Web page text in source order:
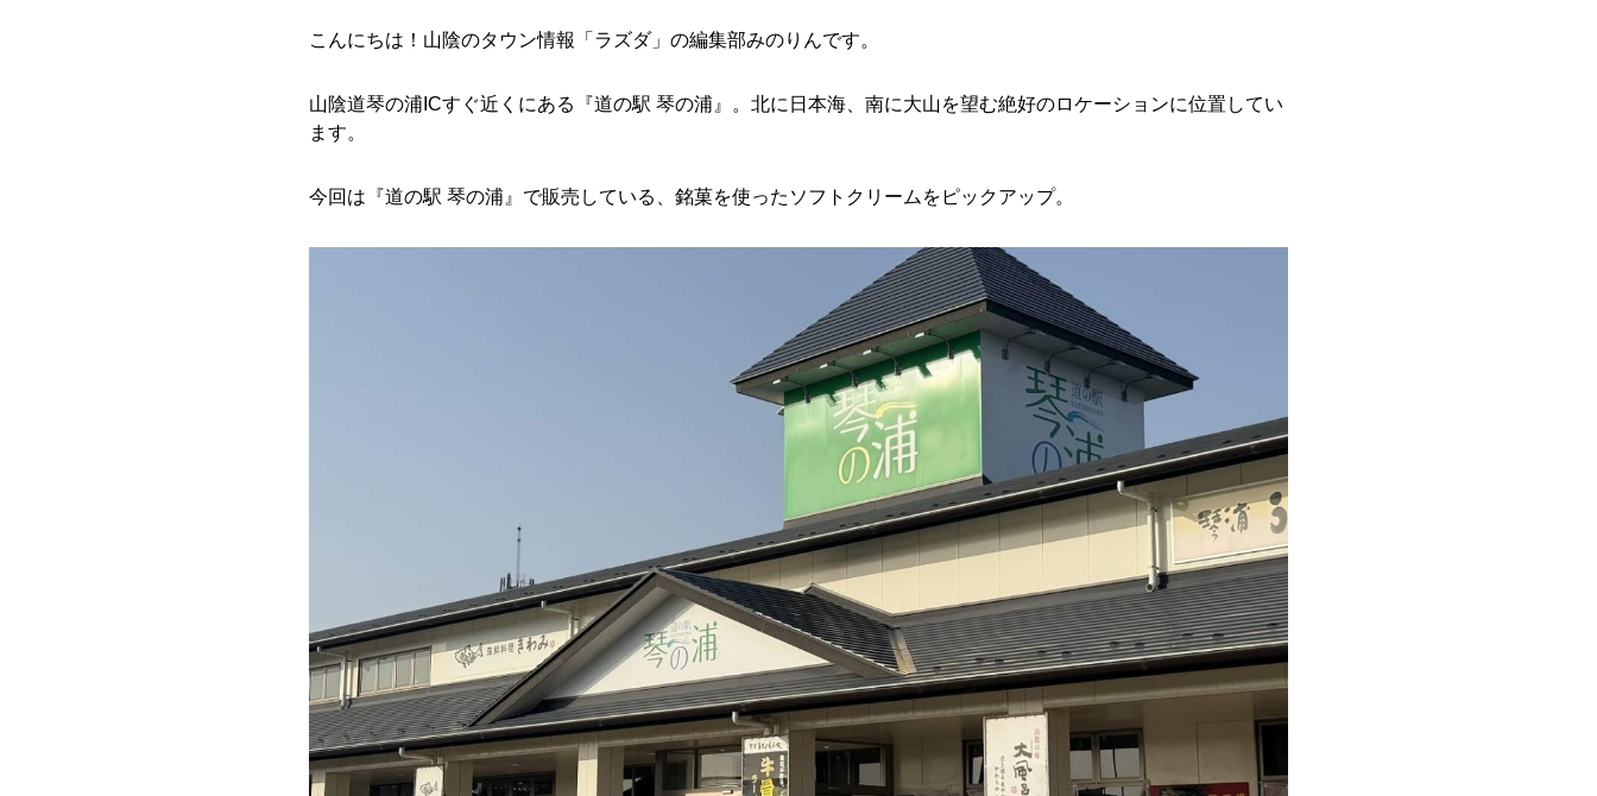
こんにちは！山陰のタウン情報「ラズダ」の編集部みのりんです。
山陰道琴の浦ICすぐ近くにある『道の駅 琴の浦』。北に日本海、南に大山を望む絶好のロケーションに位置してい
ます。
今回は『道の駅 琴の浦』で販売している、銘菓を使ったソフトクリームをピックアップ。